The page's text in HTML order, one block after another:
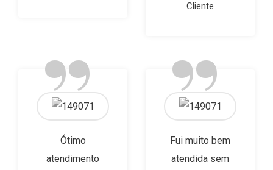
Cliente
”
Ótimo
atendimento
”
Fui muito bem
atendida sem